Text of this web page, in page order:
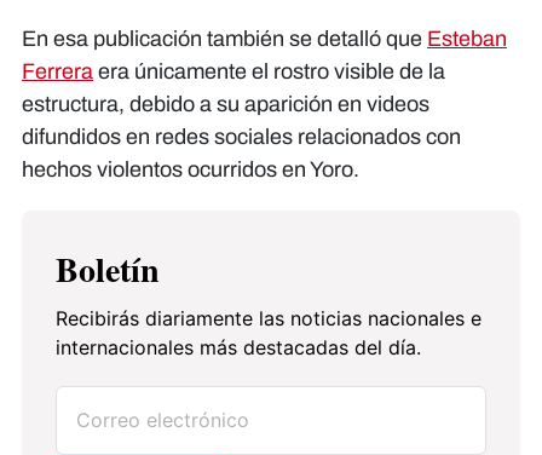
En esa publicación también se detalló que Esteban
Ferrera era únicamente el rostro visible de la
estructura, debido a su aparición en videos
difundidos en redes sociales relacionados con
hechos violentos ocurridos en Yoro.
Boletín
Recibirás diariamente las noticias nacionales e
internacionales más destacadas del día.